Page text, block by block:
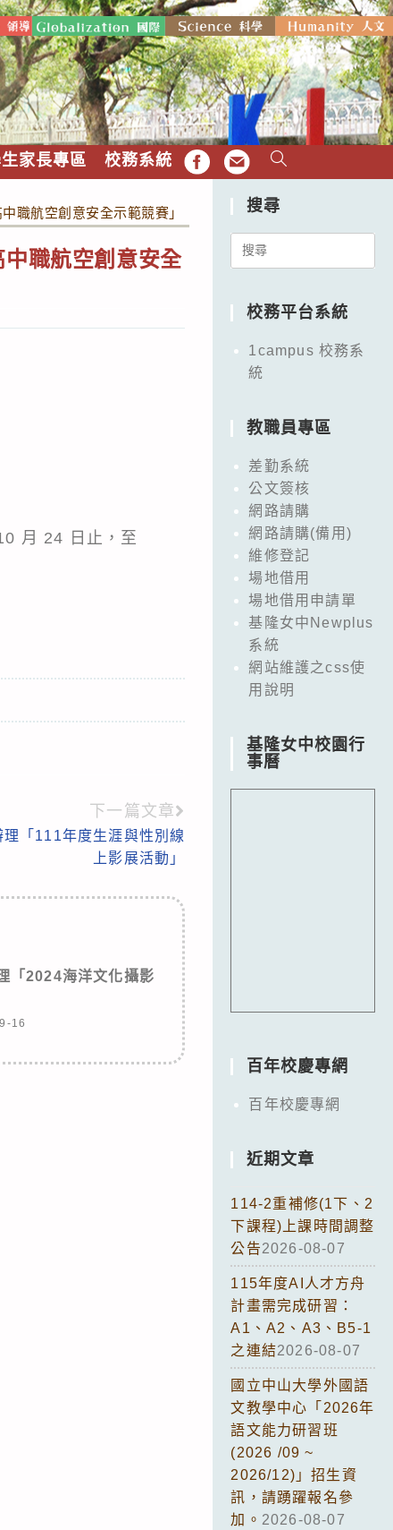
家長專區 校務系統 FB EMAIL
職航空創意安全示範競賽」
職航空創意安全
月 24 日止，至
下一篇文章
「111年度生涯與性別線
上影展活動」
「2024海洋文化攝影
16
搜尋
Search
校務平台系統
1campus 校務系
統
教職員專區
差勤系統
公文簽核
網路請購
網路請購(備用)
維修登記
場地借用
場地借用申請單
基隆女中Newplus
系統
網站維護之css使
用說明
基隆女中校園行
事曆
百年校慶專網
百年校慶專網
近期文章
114-2重補修(1下、2
下課程)上課時間調整
公告2026-08-07
115年度AI人才方舟
計畫需完成研習：
A1、A2、A3、B5-1
之連結2026-08-07
國立中山大學外國語
文教學中心「2026年
語文能力研習班
(2026 /09 ~
2026/12)」招生資
訊，請踴躍報名參
加。 2026-08-07